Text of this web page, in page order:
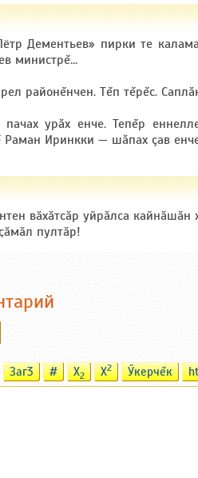
Дементьев» пирки те
министрĕ...
районĕнчен. Тĕп тĕрĕс.
урăх енче. Тепĕр
Раман Иринкки — шăпах çав
вӑхӑтсӑр уйрӑлса кайнӑшӑн
пултӑр!
Заг3 # X2 X2 Ӳкерчĕк